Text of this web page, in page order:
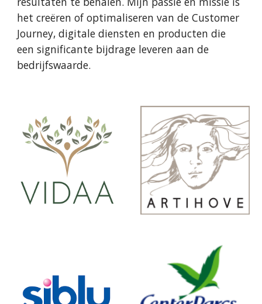
het creëren of optimaliseren van de Customer
Journey, digitale diensten en producten die
een significante bijdrage leveren aan de
bedrijfswaarde.